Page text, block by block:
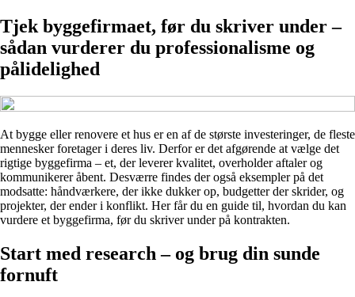
Tjek byggefirmaet, før du skriver under –
sådan vurderer du professionalisme og
pålidelighed
At bygge eller renovere et hus er en af de største investeringer, de fleste
mennesker foretager i deres liv. Derfor er det afgørende at vælge det
rigtige byggefirma – et, der leverer kvalitet, overholder aftaler og
kommunikerer åbent. Desværre findes der også eksempler på det
modsatte: håndværkere, der ikke dukker op, budgetter der skrider, og
projekter, der ender i konflikt. Her får du en guide til, hvordan du kan
vurdere et byggefirma, før du skriver under på kontrakten.
Start med research – og brug din sunde
fornuft